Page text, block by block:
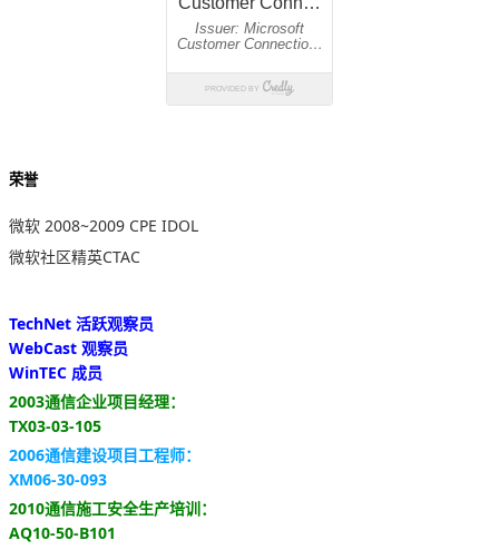
荣誉
微软 2008~2009 CPE IDOL
微软社区精英CTAC
TechNet 活跃观察员
WebCast 观察员
WinTEC 成员
2003通信企业项目经理：
TX03-03-105
2006通信建设项目工程师：
XM06-30-093
2010通信施工安全生产培训：
AQ10-50-B101